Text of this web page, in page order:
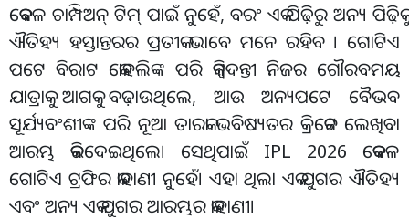
କେବଳ ଚାମ୍ପିଅନ୍ ଟିମ୍ ପାଇଁ ନୁହେଁ, ବରଂ ଏକ ପିଢ଼ିରୁ ଅନ୍ୟ ପିଢ଼ିକୁ
ଐତିହ୍ୟ ହସ୍ତାନ୍ତରର ପ୍ରତୀକ ଭାବେ ମନେ ରହିବ । ଗୋଟିଏ
ପଟେ ବିରାଟ କୋହଲିଙ୍କ ପରି କିମ୍ବଦନ୍ତୀ ନିଜର ଗୌରବମୟ
ଯାତ୍ରାକୁ ଆଗକୁ ବଢ଼ାଉଥିଲେ, ଆଉ ଅନ୍ୟପଟେ ବୈଭବ
ସୂର୍ଯ୍ୟବଂଶୀଙ୍କ ପରି ନୂଆ ତାରକା ଭବିଷ୍ୟତର କ୍ରିକେଟ ଲେଖିବା
ଆରମ୍ଭ କରିଦେଇଥିଲେ। ସେଥିପାଇଁ IPL 2026 କେବଳ
ଗୋଟିଏ ଟ୍ରଫିର କାହାଣୀ ନୁହେଁ। ଏହା ଥିଲା ଏକ ଯୁଗର ଐତିହ୍ୟ
ଏବଂ ଅନ୍ୟ ଏକ ଯୁଗର ଆରମ୍ଭର କାହାଣୀ।